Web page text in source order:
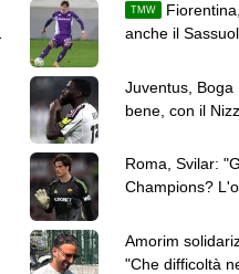
TMW
anche il
Juventus, Boga
bene, con il
Roma, Svilar:
Champions?
Amorim
"Che difficoltà